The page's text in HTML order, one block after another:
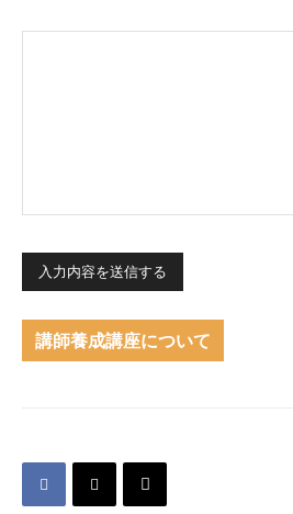
講師養成講座について